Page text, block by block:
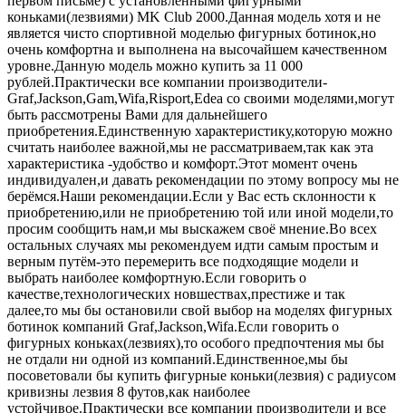
коньками(лезвиями) MK Club 2000.Данная модель хотя и не
является чисто спортивной моделью фигурных ботинок,но
очень комфортна и выполнена на высочайшем качественном
уровне.Данную модель можно купить за 11 000
рублей.Практически все компании производители-
Graf,Jackson,Gam,Wifa,Risport,Edea со своими моделями,могут
быть рассмотрены Вами для дальнейшего
приобретения.Единственную характеристику,которую можно
считать наиболее важной,мы не рассматриваем,так как эта
характеристика -удобство и комфорт.Этот момент очень
индивидуален,и давать рекомендации по этому вопросу мы не
берёмся.Наши рекомендации.Если у Вас есть склонности к
приобретению,или не приобретению той или иной модели,то
просим сообщить нам,и мы выскажем своё мнение.Во всех
остальных случаях мы рекомендуем идти самым простым и
верным путём-это перемерить все подходящие модели и
выбрать наиболее комфортную.Если говорить о
качестве,технологических новшествах,престиже и так
далее,то мы бы остановили свой выбор на моделях фигурных
ботинок компаний Graf,Jackson,Wifa.Если говорить о
фигурных коньках(лезвиях),то особого предпочтения мы бы
не отдали ни одной из компаний.Единственное,мы бы
посоветовали бы купить фигурные коньки(лезвия) с радиусом
кривизны лезвия 8 футов,как наиболее
устойчивое.Практически все компании производители и все